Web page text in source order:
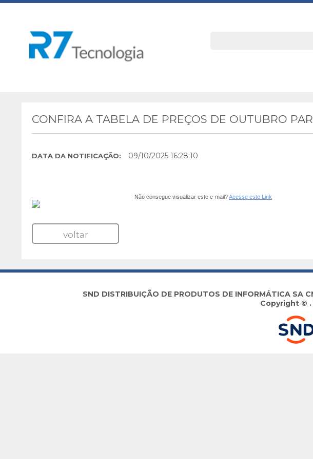
CONFIRA A TABELA DE PREÇOS DE OUTUBRO
DATA DA NOTIFICAÇÃO: 09/10/2025 16:28:10
Não consegue visualizar este e-mail?Acesse este Link
voltar
SND DISTRIBUIÇÃO DE PRODUTOS DE INFORMÁTICA SA
Copyright ©